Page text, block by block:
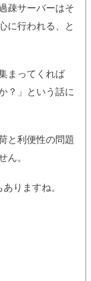
疎サーバーはそ
に行われる、と
まってくれば
？」という話に
と利便性の問題
。
りますね。